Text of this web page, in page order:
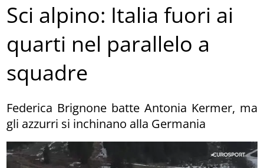
Sci alpino: Italia fuori ai
quarti nel parallelo a
squadre
Federica Brignone batte Antonia Kermer, ma
gli azzurri si inchinano alla Germania